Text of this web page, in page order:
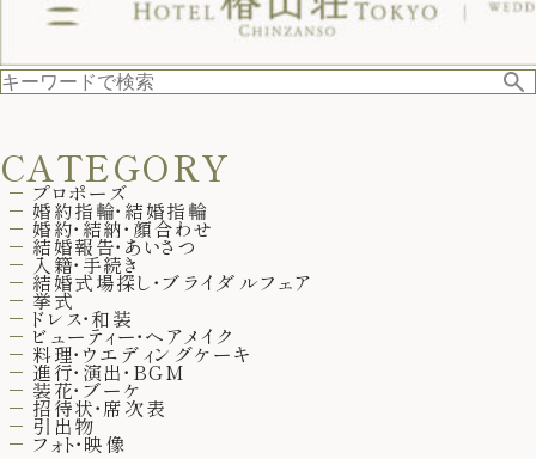
CATEGORY
プロポーズ
婚約指輪・結婚指輪
婚約・結納・顔合わせ
結婚報告・あいさつ
入籍・手続き
結婚式場探し・ブライダルフェア
挙式
ドレス・和装
ビューティー・ヘアメイク
料理・ウエディングケーキ
進行・演出・BGM
装花・ブーケ
招待状・席次表
引出物
フォト・映像